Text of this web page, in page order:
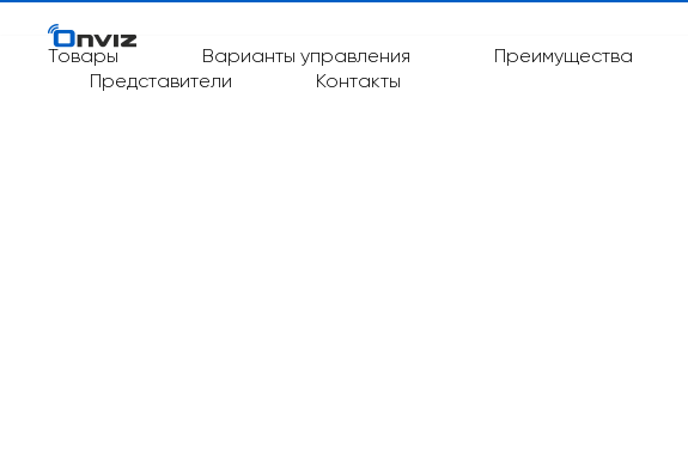
Товары Варианты управления Преимущества
Представители
Контакты